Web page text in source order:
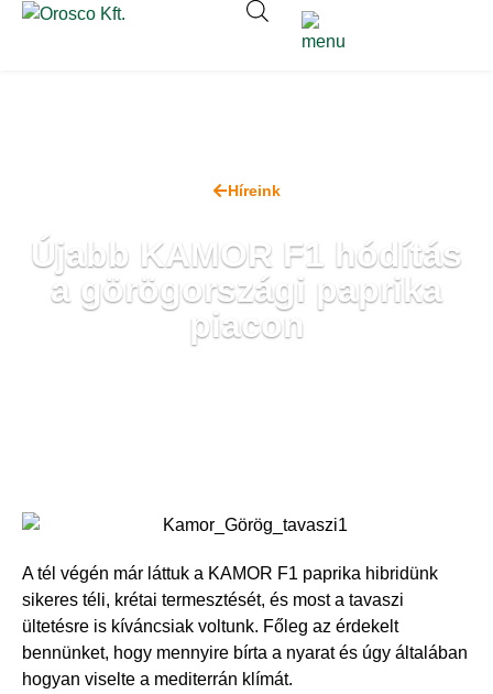
Híreink
Újabb KAMOR F1 hódítás
a görögországi paprika
piacon
A tél végén már láttuk a KAMOR F1 paprika hibridünk
sikeres téli, krétai termesztését, és most a tavaszi
ültetésre is kíváncsiak voltunk. Főleg az érdekelt
bennünket, hogy mennyire bírta a nyarat és úgy általában
hogyan viselte a mediterrán klímát.